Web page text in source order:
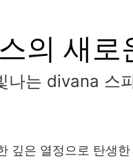
의 새로
나는 divana 스
깊은 열정으로 탄생